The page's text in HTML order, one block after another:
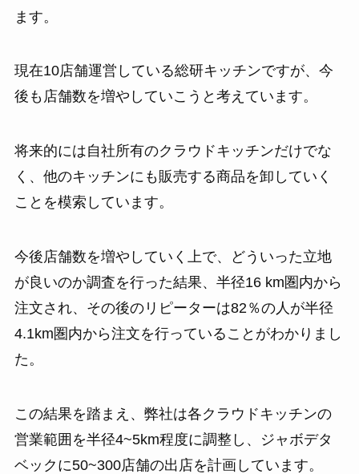
ます。
現在10店舗運営している総研キッチンですが、今
後も店舗数を増やしていこうと考えています。
将来的には自社所有のクラウドキッチンだけでな
く、他のキッチンにも販売する商品を卸していく
ことを模索しています。
今後店舗数を増やしていく上で、どういった立地
が良いのか調査を行った結果、半径16 km圏内から
注文され、その後のリピーターは82％の人が半径
4.1km圏内から注文を行っていることがわかりまし
た。
この結果を踏まえ、弊社は各クラウドキッチンの
営業範囲を半径4~5km程度に調整し、ジャボデタ
ベックに50~300店舗の出店を計画しています。